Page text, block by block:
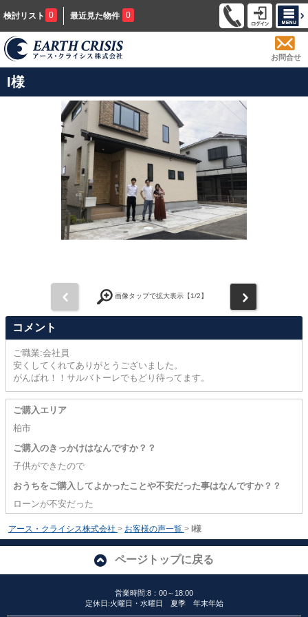
検討リスト 0 最近見た物件 0
お問合せ
I様
画像タップで拡大表示【1/2】
コメント
ご職業:会社員
安くしてくれてありがとうございました。
がんばれ！！サルバトーレでもどり待ってます。
ご購入エリア
柏市
ご購入のきっかけはなんですか？？
子供ができたので
おうちをご購入してよかったことや不安だった事はなんですか？？
ローンが不安だった
アース・クライシス株式会社 > お客様の声一覧 > I様
ページトップに戻る
営業時間:8：00～18:00
定休日:火曜日・水曜日 夏季 年末年始